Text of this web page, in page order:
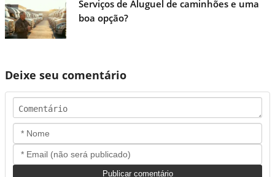
Serviços de Aluguel de caminhões e uma
boa opção?
Deixe seu comentário